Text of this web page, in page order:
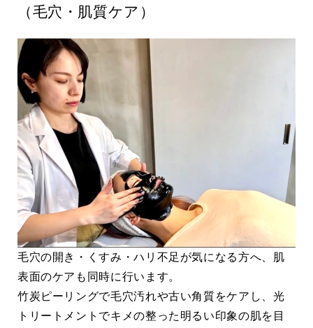
（毛穴・肌質ケア）
毛穴の開き・くすみ・ハリ不足が気になる方へ、肌
表面のケアも同時に行います。
竹炭ピーリングで毛穴汚れや古い角質をケアし、光
トリートメントでキメの整った明るい印象の肌を目